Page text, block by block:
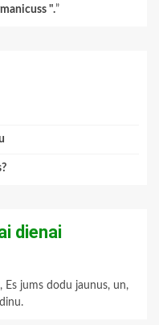
".”
dienai
Es jums dodu jaunus, un,